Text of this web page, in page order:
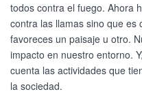
todos contra el fuego. Ahora
contra las llamas sino que
favoreces un paisaje u otro.
impacto en nuestro entorno.
cuenta las actividades que
la sociedad.